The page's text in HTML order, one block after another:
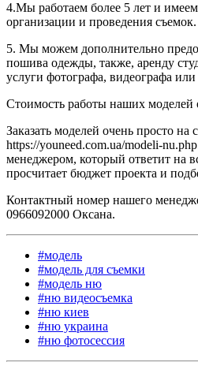
4.Мы работаем более 5 лет и
организации и проведения съемок.
5. Мы можем дополнительно
пошива одежды, также, аренду
услуги фотографа, видеографа или
Стоимость работы наших моделей
Заказать моделей очень просто
https://youneed.com.ua/modeli-
менеджером, который ответит на
просчитает бюджет проекта и
Контактный номер нашего
0966092000 Оксана.
#модель
#модель для съемки
#модель ню
#ню видеосъемка
#ню киев
#ню украина
#ню фотосессия